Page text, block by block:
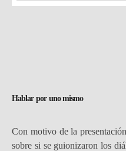
Hablar por uno mismo
Con motivo de la
sobre si se guionizaron los